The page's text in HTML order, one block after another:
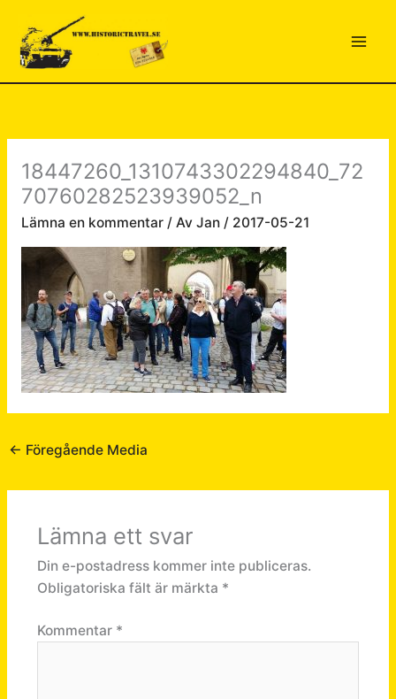
innehåll
18447260_1310743302294840_72
70760282523939052_n
Lämna en kommentar / Av Jan / 2017-05-21
← Föregående Media
Lämna ett svar
Din e-postadress kommer inte publiceras.
Obligatoriska fält är märkta *
Kommentar *